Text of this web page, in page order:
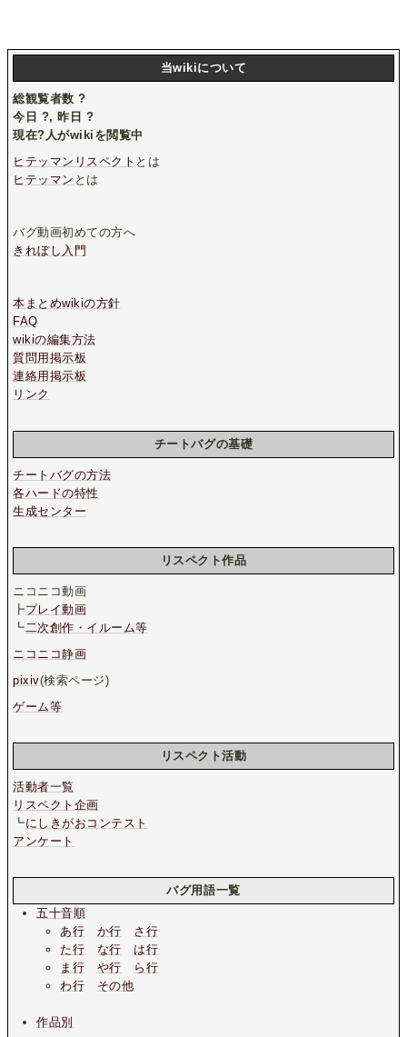
当wikiについて
総観覧者数?
今日 ?, 昨日 ?
現在? 人がwikiを閲覧中
ヒテッマンリスペクト とは
ヒテッマン とは
バグ動画初めての方へ
きれぼし入門
本まとめwikiの方針
FAQ
wikiの編集方法
質問用掲示板
連絡用掲示板
リンク
チートバグの基礎
チートバグの方法
各ハードの特性
生成センター
リスペクト作品
ニコニコ動画
┣プレイ動画
┗ 二次創作・イルーム等
ニコニコ静画
pixiv(検索ページ)
ゲーム等
リスペクト活動
活動者一覧
リスペクト企画
┗にしきがおコンテスト
アンケート
バグ用語一覧
五十音順
あ行
か行
さ行
た行
な行
は行
ま行
や行
ら行
わ行
その他
作品別